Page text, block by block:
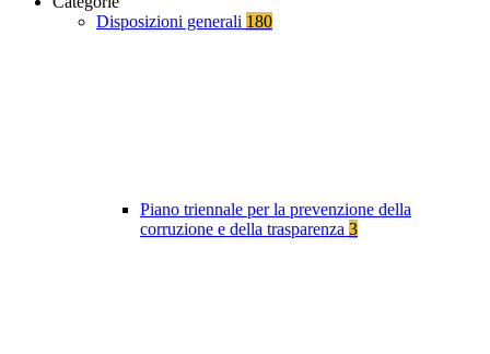
Disposizioni generali 180
Piano triennale per la prevenzione della
corruzione e della trasparenza 3